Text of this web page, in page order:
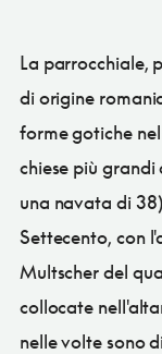
La parrocchiale,
di origine
forme gotiche nel
chiese più
una navata di
Settecento, con
Multscher del
collocate
nelle volte sono